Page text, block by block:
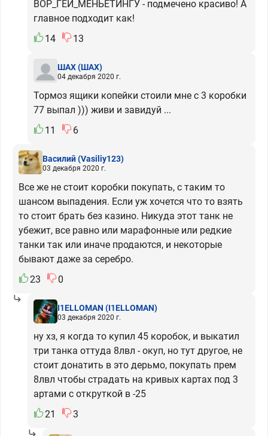
ВОР_ГЕЙ_МЕНЬЕТИНГУ - подмечено красиво! А
главное подходит как!
14
13
ШАХ(ШАХ)
04 декабря 2020 г.
Тормоз ящики копейки стоили мне с 3 коробки
77 выпал ))) живи и завидуй ...
11
6
Василий(Vasiliy123)
03 декабря 2020 г.
Все же не стоит коробки покупать, с таким то
шансом выпадения. Если уж хочется что то взять
то стоит брать без казино. Никуда этот танк не
убежит, все равно или марафонные или редкие
танки так или иначе продаются, и некоторые
бывают даже за серебро.
23
0
I1ELLOMAN (I1ELLOMAN)
03 декабря 2020 г.
ну хз, я когда то купил 45 коробок, и выкатил
три танка оттуда 8лвл - окуп, но тут другое, не
стоит донатить в это дерьмо, покупать прем
8лвл чтобы страдать на кривых картах под 3
артами с откруткой в -25
21
3